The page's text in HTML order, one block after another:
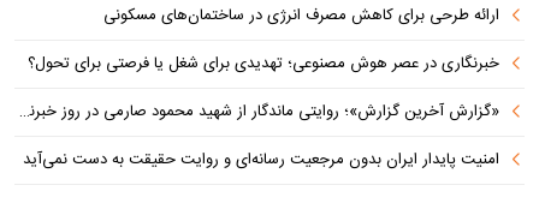
ارائه طرحی برای کاهش مصرف انرژی در ساختمان‌های مسکونی
خبرنگاری در عصر هوش مصنوعی؛ تهدیدی برای شغل یا فرصتی برای تحول؟
«گزارش آخرین گزارش»؛ روایتی ماندگار از شهید محمود صارمی در روز خبرنگار
امنیت پایدار ایران بدون مرجعیت رسانه‌ای و روایت حقیقت به دست نمی‌آید